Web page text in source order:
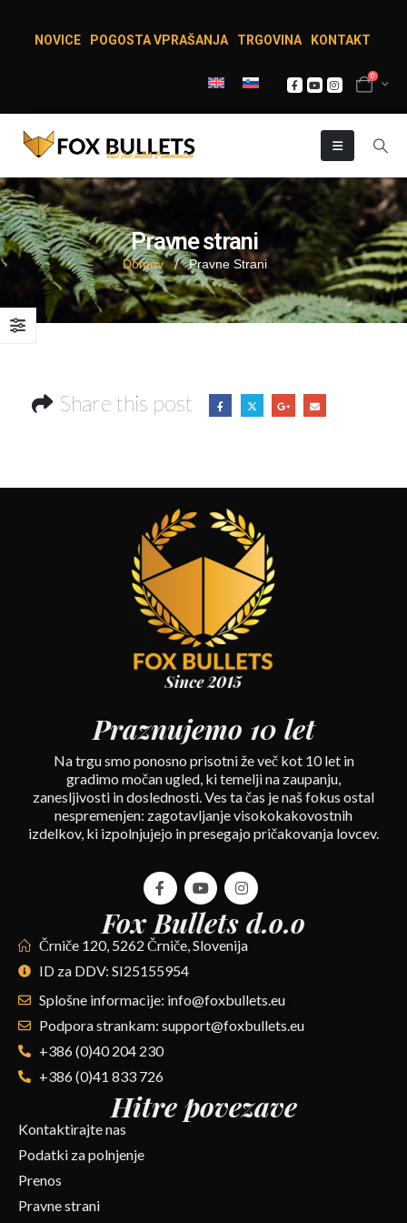
NOVICE POGOSTA VPRAŠANJA TRGOVINA KONTAKT
0
Pravne strani
Domov Pravne Strani
Share this post
Praznujemo 10 let
Na trgu smo ponosno prisotni že več kot 10 let in
gradimo močan ugled, ki temelji na zaupanju,
zanesljivosti in doslednosti. Ves ta čas je naš fokus ostal
nespremenjen: zagotavljanje visokokakovostnih
izdelkov, ki izpolnjujejo in presegajo pričakovanja lovcev.
Fox Bullets d.o.o
Črniče 120, 5262 Črniče, Slovenija
ID za DDV: SI25155954
Splošne informacije: info@foxbullets.eu
Podpora strankam: support@foxbullets.eu
+386 (0)40 204 230
+386 (0)41 833 726
Hitre povezave
Kontaktirajte nas
Podatki za polnjenje
Prenos
Pravne strani